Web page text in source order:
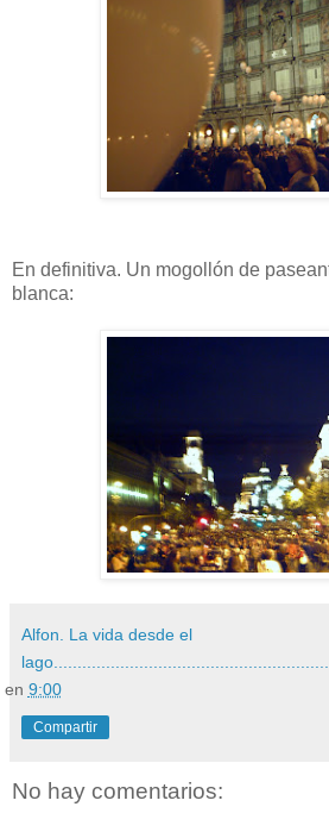
En definitiva. Un mogollón de
blanca:
Alfon. La vida desde el
en 9:00
Compartir
No hay comentarios: